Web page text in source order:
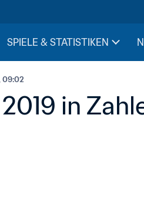
SPIELE & STATISTIKEN
09:02
in